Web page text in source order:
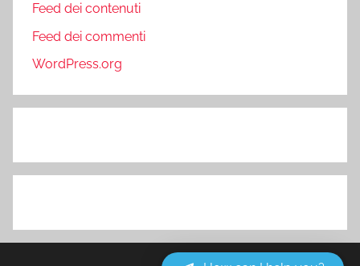
Feed dei contenuti
Feed dei commenti
WordPress.org